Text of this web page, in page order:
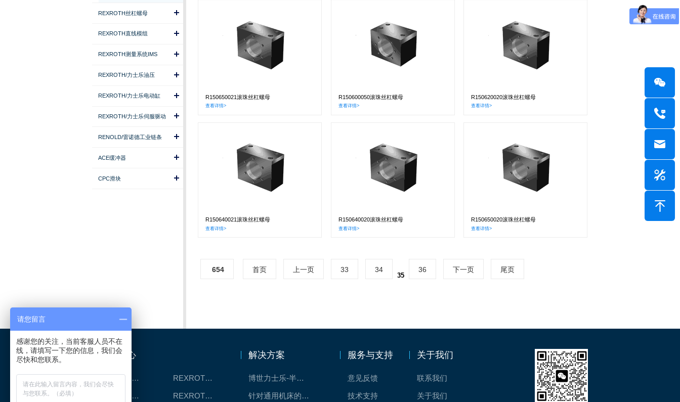
REXROTH丝杠螺母
REXROTH直线模组
REXROTH测量系统IMS
REXROTH/力士乐油压
REXROTH/力士乐电动缸
REXROTH/力士乐伺服驱动
RENOLD/雷诺德工业链条
ACE缓冲器
CPC滑块
R150650021滚珠丝杠螺母
查看详情>
R150600050滚珠丝杠螺母
查看详情>
R150620020滚珠丝杠螺母
查看详情>
R150640021滚珠丝杠螺母
查看详情>
R150640020滚珠丝杠螺母
查看详情>
R150650020滚珠丝杠螺母
查看详情>
654 首页 上一页 33 34
35
36 下一页 尾页
产品中心
REXROTH工厂解决方案 REXROTH/力士乐线性产品
REXROTH丝杠螺母 REXROTH直线模组
解决方案
博世力士乐-半导体工业的自动控制解决方案
针对通用机床的CNC系统解决方案
服务与支持
意见反馈
技术支持
关于我们
联系我们
关于我们
请您留言
感谢您的关注，当前客服人员不在
线，请填写一下您的信息，我们会
尽快和您联系。